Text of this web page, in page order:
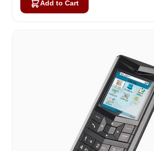
Add to Cart